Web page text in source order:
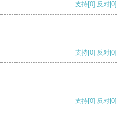
支持[0] 反对[0]
支持[0] 反对[0]
支持[0] 反对[0]